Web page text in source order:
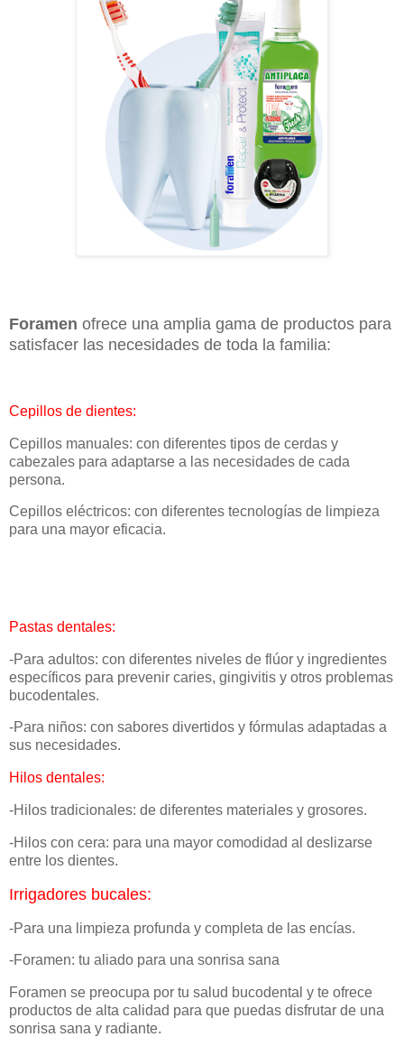
Foramen ofrece una amplia gama de productos para
satisfacer las necesidades de toda la familia:
Cepillos de dientes:
Cepillos manuales: con diferentes tipos de cerdas y
cabezales para adaptarse a las necesidades de cada
persona.
Cepillos eléctricos: con diferentes tecnologías de limpieza
para una mayor eficacia.
Pastas dentales:
-Para adultos: con diferentes niveles de flúor y ingredientes
específicos para prevenir caries, gingivitis y otros problemas
bucodentales.
-Para niños: con sabores divertidos y fórmulas adaptadas a
sus necesidades.
Hilos dentales:
-Hilos tradicionales: de diferentes materiales y grosores.
-Hilos con cera: para una mayor comodidad al deslizarse
entre los dientes.
Irrigadores bucales:
-Para una limpieza profunda y completa de las encías.
-Foramen: tu aliado para una sonrisa sana
Foramen se preocupa por tu salud bucodental y te ofrece
productos de alta calidad para que puedas disfrutar de una
sonrisa sana y radiante.